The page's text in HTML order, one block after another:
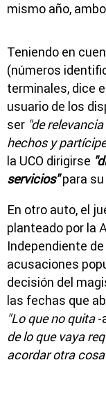
mismo año,
Teniendo en
(números
terminales, dice
usuario de los
ser "de
hechos y
la UCO dirigirse
servicios"para su
En otro auto, el
planteado por la
Independiente
acusaciones
decisión del
las fechas que
"Lo que no quita-
de lo que vaya
acordar otra